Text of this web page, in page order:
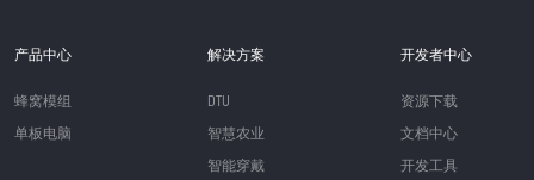
产品中心
蜂窝模组
单板电脑
解决方案
DTU
智慧农业
智能穿戴
开发者中心
资源下载
文档中心
开发工具